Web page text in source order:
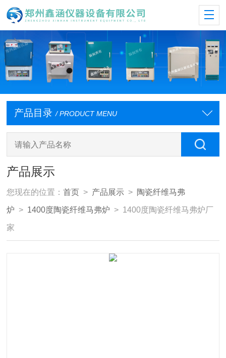
产品目录 / PRODUCT MENU
产品展示
您现在的位置：首页 > 产品展示 > 陶瓷纤维马弗
炉 > 1400度陶瓷纤维马弗炉 > 1400度陶瓷纤维马弗炉厂
家